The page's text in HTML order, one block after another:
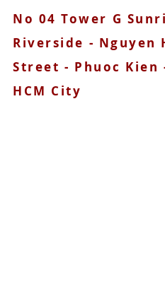
No 04 Tower G
Riverside - Nguyen
Street - Phuoc Kien
HCM City